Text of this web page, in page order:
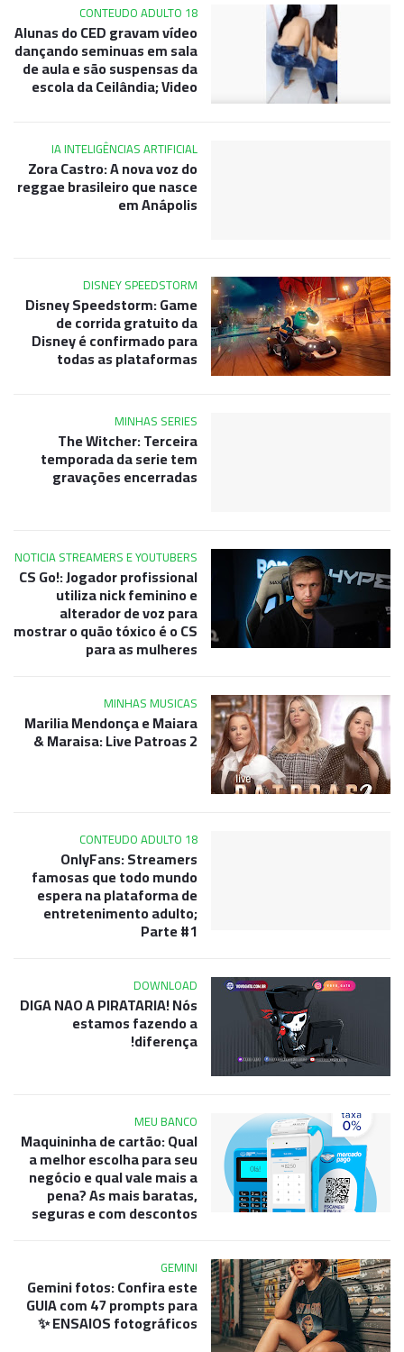
CONTEUDO ADULTO 18
Alunas do CED gravam vídeo
dançando seminuas em sala
de aula e são suspensas da
escola da Ceilândia; Video
IA INTELIGÊNCIAS ARTIFICIAL
Zora Castro: A nova voz do
reggae brasileiro que nasce
em Anápolis
DISNEY SPEEDSTORM
Disney Speedstorm: Game
de corrida gratuito da
Disney é confirmado para
todas as plataformas
MINHAS SERIES
The Witcher: Terceira
temporada da serie tem
gravações encerradas
NOTICIA STREAMERS E YOUTUBERS
CS Go!: Jogador profissional
utiliza nick feminino e
alterador de voz para
mostrar o quão tóxico é o CS
para as mulheres
MINHAS MUSICAS
Marilia Mendonça e Maiara
& Maraisa: Live Patroas 2
CONTEUDO ADULTO 18
OnlyFans: Streamers
famosas que todo mundo
espera na plataforma de
entretenimento adulto;
Parte #1
DOWNLOAD
DIGA NAO A PIRATARIA! Nós
estamos fazendo a
diferença!
MEU BANCO
Maquininha de cartão: Qual
a melhor escolha para seu
negócio e qual vale mais a
pena? As mais baratas,
seguras e com descontos
GEMINI
Gemini fotos: Confira este
GUIA com 47 prompts para
ENSAIOS fotográficos ✨